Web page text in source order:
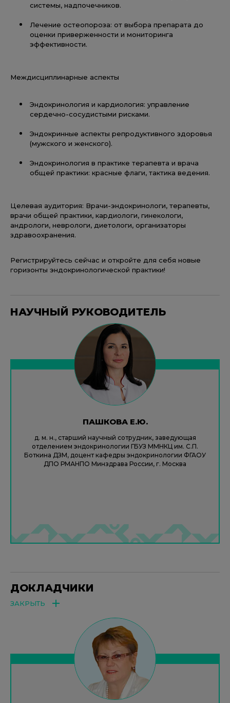
системы, надпочечников.
Лечение остеопороза: от выбора препарата до
оценки приверженности и мониторинга
эффективности.
Междисциплинарные аспекты
Эндокринология и кардиология: управление
сердечно-сосудистыми рисками.
Эндокринные аспекты репродуктивного здоровья
(мужского и женского).
Эндокринология в практике терапевта и врача
общей практики: красные флаги, тактика ведения.
Целевая аудитория: Врачи-эндокринологи, терапевты,
врачи общей практики, кардиологи, гинекологи,
андрологи, неврологи, диетологи, организаторы
здравоохранения.
Регистрируйтесь сейчас и откройте для себя новые
горизонты эндокринологической практики!
НАУЧНЫЙ РУКОВОДИТЕЛЬ
ПАШКОВА Е.Ю.
д. м. н., старший научный сотрудник, заведующая
отделением эндокринологии ГБУЗ ММНКЦ им. С.П.
Боткина ДЗМ, доцент кафедры эндокринологии ФГАОУ
ДПО РМАНПО Минздрава России, г. Москва
ДОКЛАДЧИКИ
ЗАКРЫТЬ